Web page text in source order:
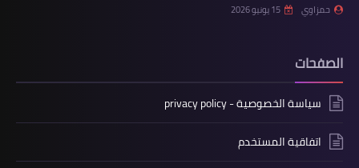
حمزاوي 15 يونيو 2026
الصفحات
سياسة الخصوصية - privacy policy
اتفاقية المستخدم